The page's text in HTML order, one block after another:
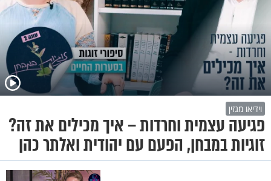
וידיאו מגזין
פגיעה עצמית וחרדות – איך מכילים את זה?
זוגיות במבחן, הפעם עם יהודית ואלתר כהן